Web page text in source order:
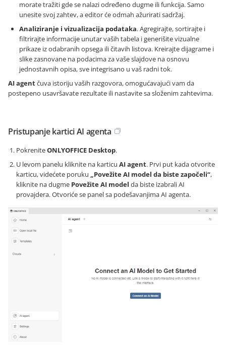
morate tražiti gde se nalazi određeno dugme ili funkcija. Samo
unesite svoj zahtev, a editor će odmah ažurirati sadržaj.
Analiziranje i vizualizacija podataka. Agregirajte, sortirajte i
filtrirajte informacije unutar vaših tabela i generišite vizualne
prikaze iz odabranih opsega ili čitavih listova. Kreirajte dijagrame i
slike zasnovane na podacima za vaše slajdove na osnovu
jednostavnih opisa, sve integrisano u vaš radni tok.
AI agentčuva istoriju vaših razgovora, omogućavajući vam da
postepeno usavršavate rezultate ili nastavite sa složenim zahtevima.
Pristupanje kartici AI agenta
PokreniteONLYOFFICE Desktop.
U levom panelu kliknite na karticu AI agent. Prvi put kada otvorite
karticu, videćete poruku „Povežite AI model da biste započeli“,
kliknite na dugme Povežite AI model da biste izabrali AI
provajdera. Otvoriće se panel sa podešavanjima AI agenta.